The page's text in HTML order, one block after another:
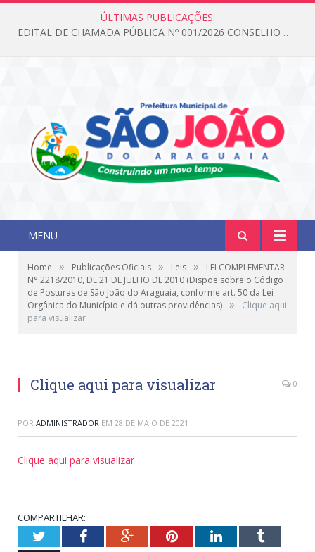
ÚLTIMAS PUBLICAÇÕES:
EDITAL DE CHAMADA PÚBLICA Nº 001/2026 CONSELHO DOS DIREITOS DA CRIANÇA E DO ADOLESCENTE
MENU
Home » Publicações Oficiais » Leis »
LEI COMPLEMENTAR
N° 2218/2010, DE 21 DE JULHO DE 2010 (Dispõe sobre o Código
de Posturas de São João do Araguaia, conforme art. 50 da Lei
Orgânica do Município e dá outras providências) »
Clique aqui
para visualizar
Clique aqui para visualizar 0
POR ADMINISTRADOR EM 28 DE MAIO DE 2021
Clique aqui para visualizar
COMPARTILHAR:
TwitterFacebookGoogle+PinterestLinkedInTumblr